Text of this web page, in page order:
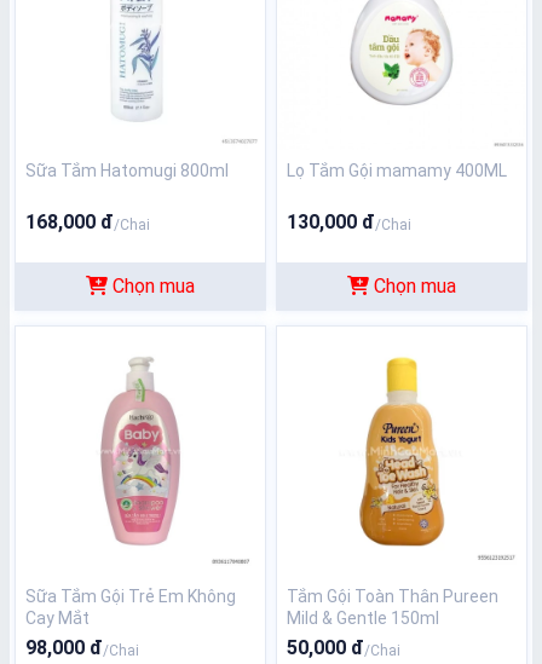
Sữa Tắm Hatomugi 800ml
168,000 đ/Chai
Chọn mua
Lọ Tắm Gội mamamy 400ML
130,000 đ/Chai
Chọn mua
Sữa Tắm Gội Trẻ Em Không
Cay Mắt
98,000 đ/Chai
Tắm Gội Toàn Thân Pureen
Mild & Gentle 150ml
50,000 đ/Chai